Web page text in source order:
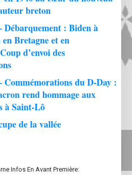
breton
: Biden à
Bretagne et en
d’envoi des
du D-Day :
rend hommage aux
à Saint-Lô
de la vallée
Infos En Avant Première: